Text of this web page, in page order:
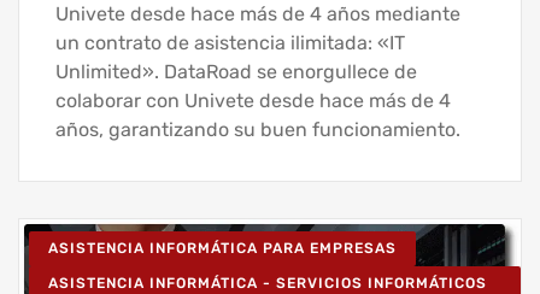
Univete desde hace más de 4 años mediante
un contrato de asistencia ilimitada: «IT
Unlimited». DataRoad se enorgullece de
colaborar con Univete desde hace más de 4
años, garantizando su buen funcionamiento.
ASISTENCIA INFORMÁTICA PARA EMPRESAS
ASISTENCIA INFORMÁTICA - SERVICIOS INFORMÁTICOS